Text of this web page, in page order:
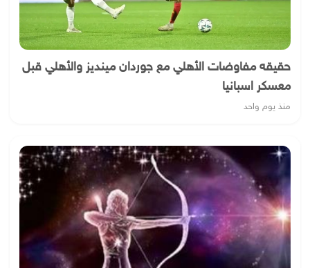
حقيقه مفاوضات الأهلي مع جوردان مينديز والأهلي قبل
معسكر اسبانيا
منذ يوم واحد